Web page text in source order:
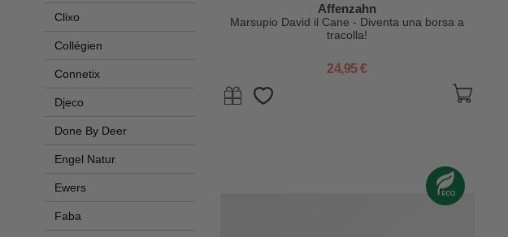
Clixo
Collégien
Connetix
Djeco
Done By Deer
Engel Natur
Ewers
Faba
Affenzahn
Marsupio David il Cane - Diventa una borsa a
tracolla!
24,95 €